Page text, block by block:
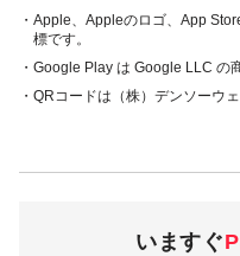
・Apple、Appleのロゴ、App
標です。
・Google Play は Google LLC の
・QRコードは（株）デンソーウ
いますぐ